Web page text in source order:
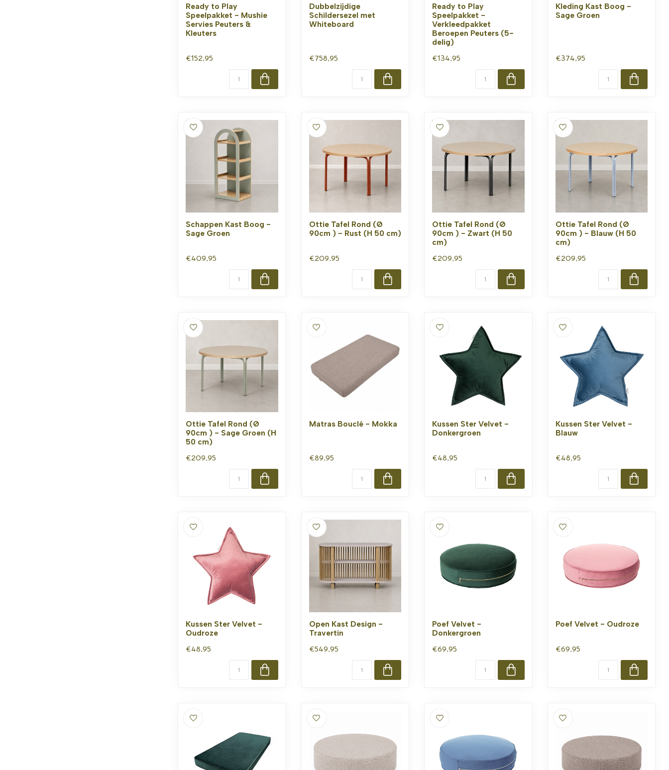
Ready to Play
Speelpakket - Mushie
Servies Peuters &
Kleuters
€152,95
Dubbelzijdige
Schildersezel met
Whiteboard
€758,95
Ready to Play
Speelpakket -
Verkleedpakket
Beroepen Peuters (5-
delig)
€134,95
Kleding Kast Boog -
Sage Groen
€374,95
Schappen Kast Boog -
Sage Groen
€409,95
Ottie Tafel Rond (Ø
90cm ) - Rust (H 50 cm)
€209,95
Ottie Tafel Rond (Ø
90cm ) - Zwart (H 50
cm)
€209,95
Ottie Tafel Rond (Ø
90cm ) - Blauw (H 50
cm)
€209,95
Ottie Tafel Rond (Ø
90cm ) - Sage Groen (H
50 cm)
€209,95
Matras Bouclé - Mokka
€89,95
Kussen Ster Velvet -
Donkergroen
€48,95
Kussen Ster Velvet -
Blauw
€48,95
Kussen Ster Velvet -
Oudroze
€48,95
Open Kast Design -
Travertin
€549,95
Poef Velvet -
Donkergroen
€69,95
Poef Velvet - Oudroze
€69,95